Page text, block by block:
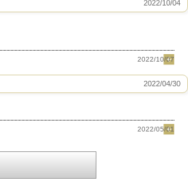
2022/10/04
2022/10/07
2022/04/30
2022/05/01